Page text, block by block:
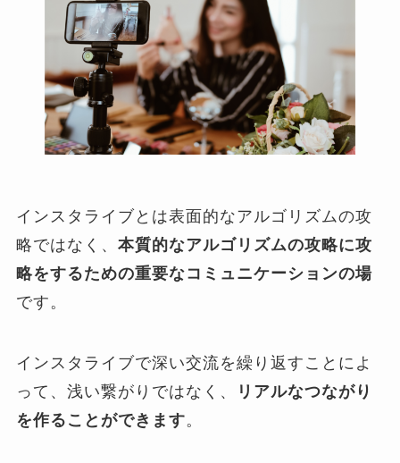
インスタライブとは表面的なアルゴリズムの攻
略ではなく、 本質的なアルゴリズムの攻略に攻
略をするための重要なコミュニケーションの場
です。
インスタライブで深い交流を繰り返すことによ
って、浅い繋がりではなく、
リアルなつながり
を作ることができます。